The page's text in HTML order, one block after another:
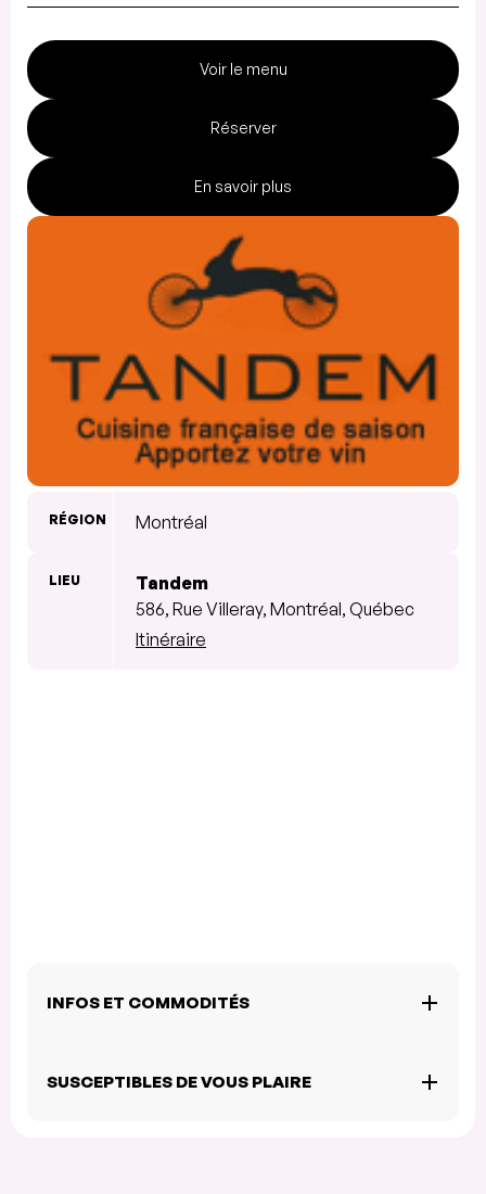
Voir le menu
Réserver
En savoir plus
RÉGION Montréal
LIEU
Tandem
586, Rue Villeray, Montréal, Québec
Itinéraire
INFOS ET COMMODITÉS
SUSCEPTIBLES DE VOUS PLAIRE